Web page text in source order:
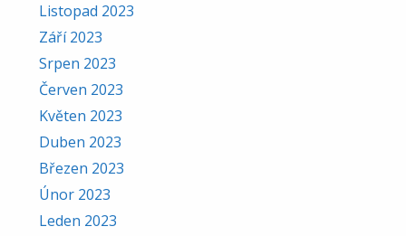
Listopad 2023
Září 2023
Srpen 2023
Červen 2023
Květen 2023
Duben 2023
Březen 2023
Únor 2023
Leden 2023